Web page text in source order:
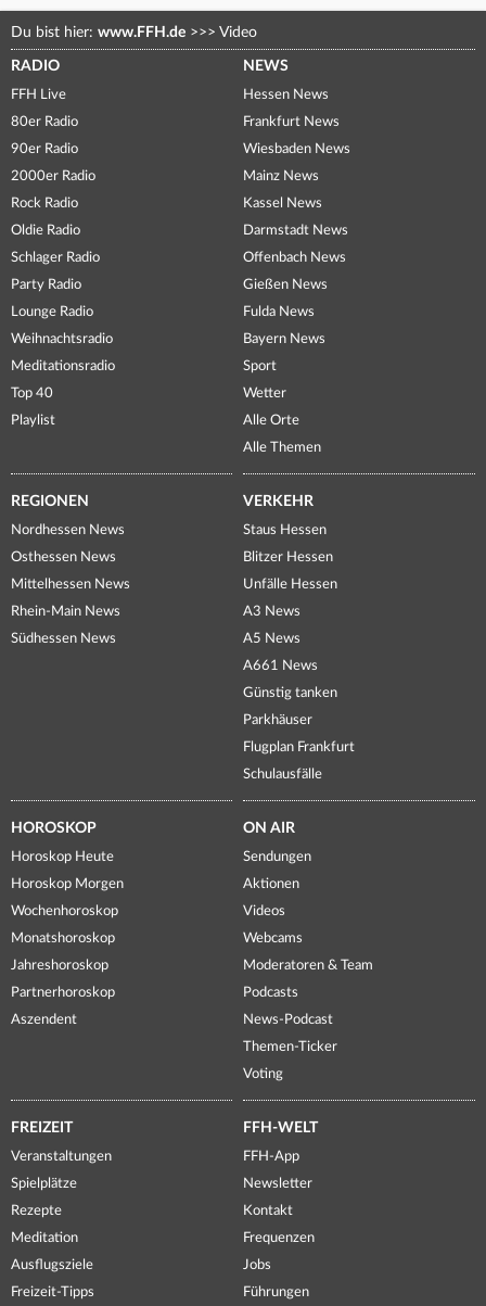
Du bist hier: www.FFH.de >>> Video
RADIO
FFH Live
80er Radio
90er Radio
2000er Radio
Rock Radio
Oldie Radio
Schlager Radio
Party Radio
Lounge Radio
Weihnachtsradio
Meditationsradio
Top 40
Playlist
NEWS
Hessen News
Frankfurt News
Wiesbaden News
Mainz News
Kassel News
Darmstadt News
Offenbach News
Gießen News
Fulda News
Bayern News
Sport
Wetter
Alle Orte
Alle Themen
REGIONEN
Nordhessen News
Osthessen News
Mittelhessen News
Rhein-Main News
Südhessen News
VERKEHR
Staus Hessen
Blitzer Hessen
Unfälle Hessen
A3 News
A5 News
A661 News
Günstig tanken
Parkhäuser
Flugplan Frankfurt
Schulausfälle
HOROSKOP
Horoskop Heute
Horoskop Morgen
Wochenhoroskop
Monatshoroskop
Jahreshoroskop
Partnerhoroskop
Aszendent
ON AIR
Sendungen
Aktionen
Videos
Webcams
Moderatoren & Team
Podcasts
News-Podcast
Themen-Ticker
Voting
FREIZEIT
Veranstaltungen
Spielplätze
Rezepte
Meditation
Ausflugsziele
Freizeit-Tipps
FFH-WELT
FFH-App
Newsletter
Kontakt
Frequenzen
Jobs
Führungen